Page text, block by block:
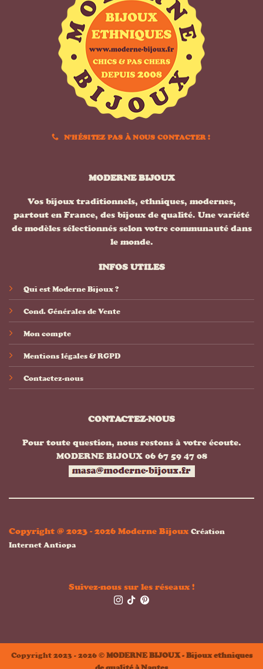
N'HÉSITEZ PAS À NOUS CONTACTER !
MODERNE BIJOUX
Vos bijoux traditionnels, ethniques, modernes,
partout en France, des bijoux de qualité. Une variété
de modèles sélectionnés selon votre communauté dans
le monde.
INFOS UTILES
Qui est Moderne Bijoux ?
Cond. Générales de Vente
Mon compte
Mentions légales & RGPD
Contactez-nous
CONTACTEZ-NOUS
Pour toute question, nous restons à votre écoute.
MODERNE BIJOUX 06 67 59 47 08
Copyright @ 2023 - 2026 Moderne Bijoux Création
Internet Antiopa
Suivez-nous sur les réseaux !
Copyright 2023 - 2026 © MODERNE BIJOUX - Bijoux ethniques